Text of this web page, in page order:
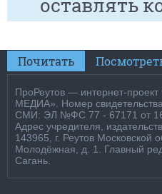
оставлять
Почитать
ПроРеутов — интернет-
МЕДИА». Номер
СМИ: ЭЛ №ФС 77 - 67171 от
Адрес учредителя,
143965, г. Реутов Московской
Молодёжная, д. 1. Главный
Сагань.